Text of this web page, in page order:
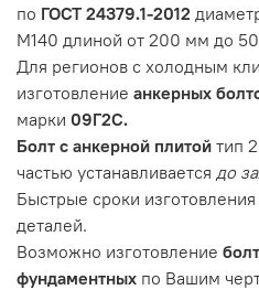
по ГОСТ 24379.1-2012
М140 длиной от 200 мм до
Для регионов с холодным
изготовление анкерных
марки 09Г2С.
Болт с анкерной плитой тип
частью устанавливается до
Быстрые сроки
деталей.
Возможно изготовление
фундаментных по Вашим